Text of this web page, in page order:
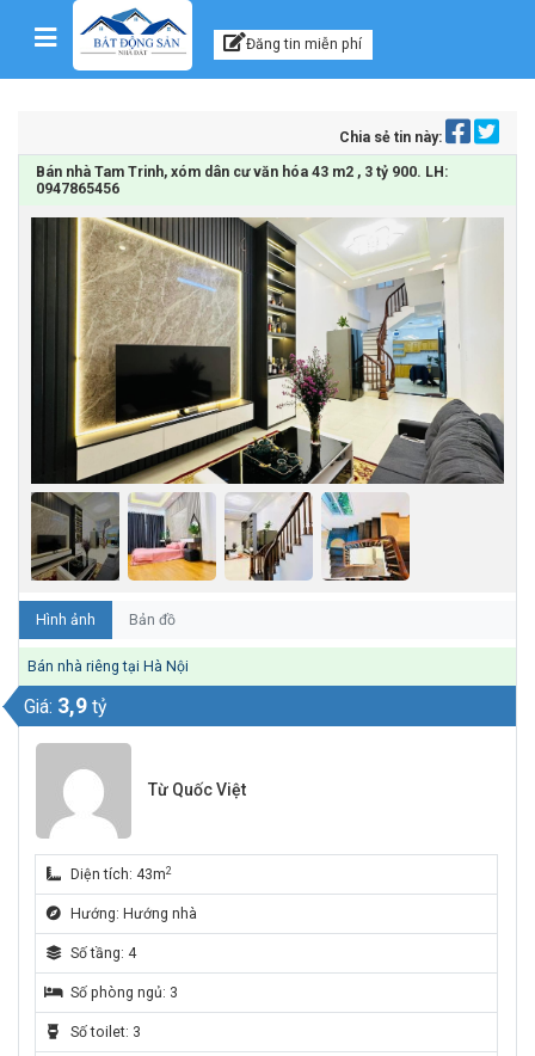
Skip to content Kênh thông tin, tư vấn
Đăng tin miễn phí
Chia sẻ tin này:
Bán nhà Tam Trinh, xóm dân cư văn hóa 43 m2 , 3 tỷ 900. LH:
0947865456
Hình ảnh Bản đồ
Bán nhà riêng tại Hà Nội
Giá: 3,9 tỷ
Từ Quốc Việt
Diện tích: 43m2
Hướng: Hướng nhà
Số tầng: 4
Số phòng ngủ: 3
Số toilet: 3